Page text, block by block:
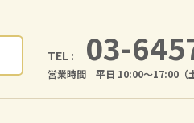
TEL : 03-
営業時間 平日 10:00〜17:00（